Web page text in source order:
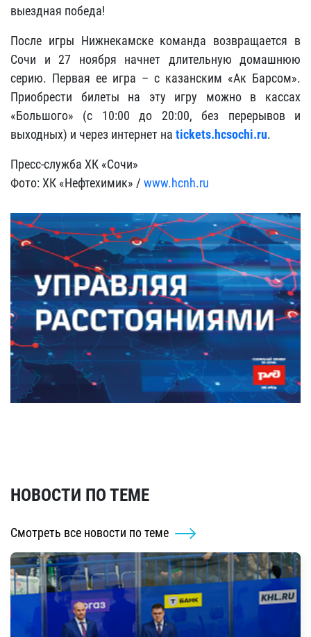
выездная победа!
После игры Нижнекамске команда возвращается в
Сочи и 27 ноября начнет длительную домашнюю
серию. Первая ее игра – с казанским «Ак Барсом».
Приобрести билеты на эту игру можно в кассах
«Большого» (с 10:00 до 20:00, без перерывов и
выходных) и через интернет на tickets.hcsochi.ru.
Пресс-служба ХК «Сочи»
Фото: ХК «Нефтехимик» / www.hcnh.ru
НОВОСТИ ПО ТЕМЕ
Смотреть все новости по теме